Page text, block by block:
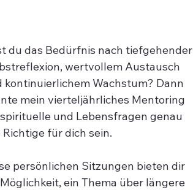
du das Bedürfnis nach tiefgehender
wertvollem Austausch
kontinuierlichem Wachstum? Dann
mein vierteljährliches Mentoring
und Lebensfragen genau
Richtige für dich sein.
persönlichen Sitzungen bieten dir
ein Thema über längere